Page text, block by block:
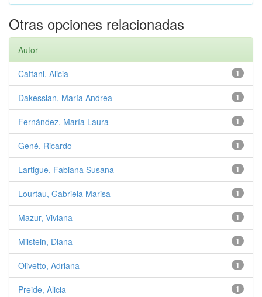
Otras opciones relacionadas
Autor
1
Cattani, Alicia
1
Dakessian, María Andrea
1
Fernández, María Laura
1
Gené, Ricardo
1
Lartigue, Fabiana Susana
1
Lourtau, Gabriela Marisa
1
Mazur, Viviana
1
Milstein, Diana
1
Olivetto, Adriana
1
Preide, Alicia